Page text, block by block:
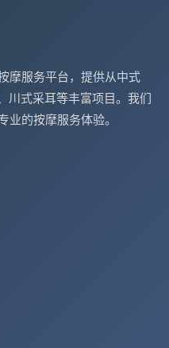
摩服务平台，提供从中式
川式采耳等丰富项目。我们
的按摩服务体验。